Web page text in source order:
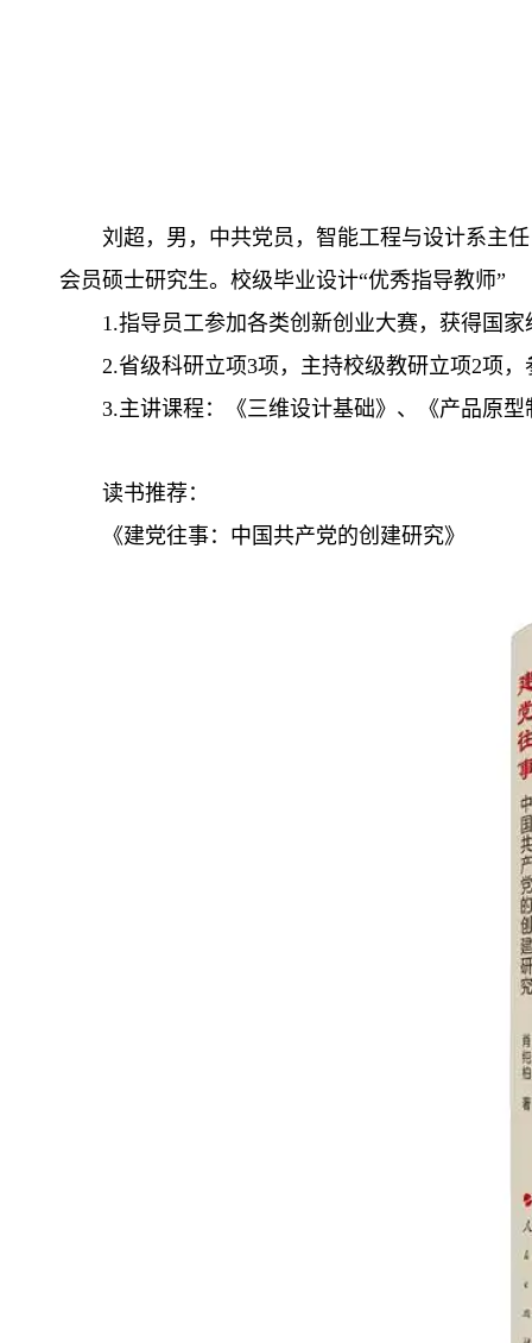
刘超，男，中共党员，智能工程与设计系主
会员硕士研究生。校级毕业设计“优秀指导教师”
1.指导员工参加各类创新创业大赛，获得国
2.省级科研立项3项，主持校级教研立项2项
3.主讲课程：《三维设计基础》、《产品原型
读书推荐：
《建党往事：中国共产党的创建研究》